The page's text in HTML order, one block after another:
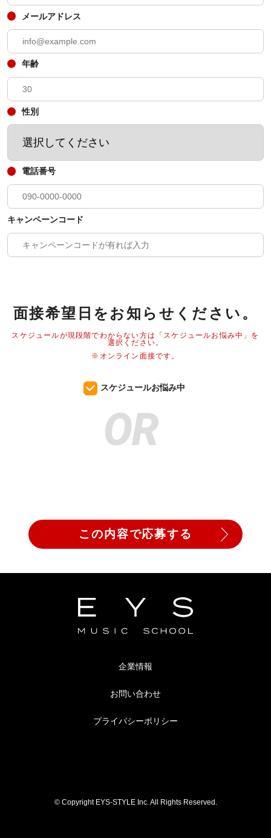
メールアドレス
年齢
性別
電話番号
キャンペーンコード
面接希望日をお知らせください。
スケジュールが現段階でわからない方は「スケジュールお悩み中」を
選択ください。
※オンライン面接です。
スケジュールお悩み中
OR
企業情報
お問い合わせ
プライバシーポリシー
© Copyright EYS-STYLE Inc. All Rights Reserved.